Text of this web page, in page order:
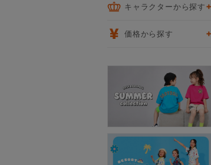
キャラクターから探す
価格から探す